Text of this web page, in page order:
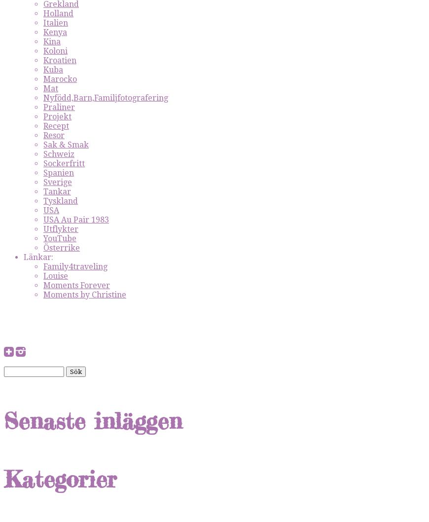
Grekland
Holland
Italien
Kenya
Kina
Koloni
Kroatien
Kuba
Marocko
Mat
Nyfödd,Barn,Familjfotografering
Praliner
Projekt
Recept
Resor
Sak & Smak
Schweiz
Sockerfritt
Spanien
Sverige
Tankar
Tyskland
USA
USA Au Pair 1983
Utflykter
YouTube
Österrike
Länkar:
Family4traveling
Louise
Moments Forever
Moments by Christine
Senaste inläggen
Kategorier